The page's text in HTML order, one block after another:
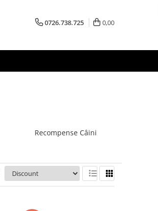
0726.738.725 0,00
Recompense Câini